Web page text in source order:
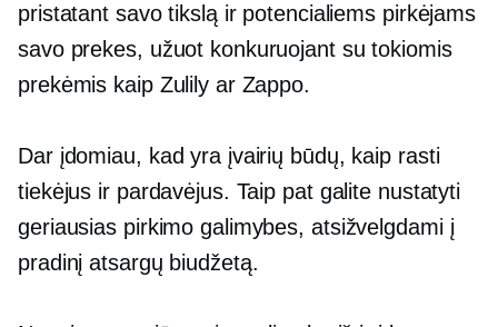
pristatant savo tikslą ir potencialiems pirkėjams
savo prekes, užuot konkuruojant su tokiomis
prekėmis kaip Zulily ar Zappo.
Dar įdomiau, kad yra įvairių būdų, kaip rasti
tiekėjus ir pardavėjus. Taip pat galite nustatyti
geriausias pirkimo galimybes, atsižvelgdami į
pradinį atsargų biudžetą.